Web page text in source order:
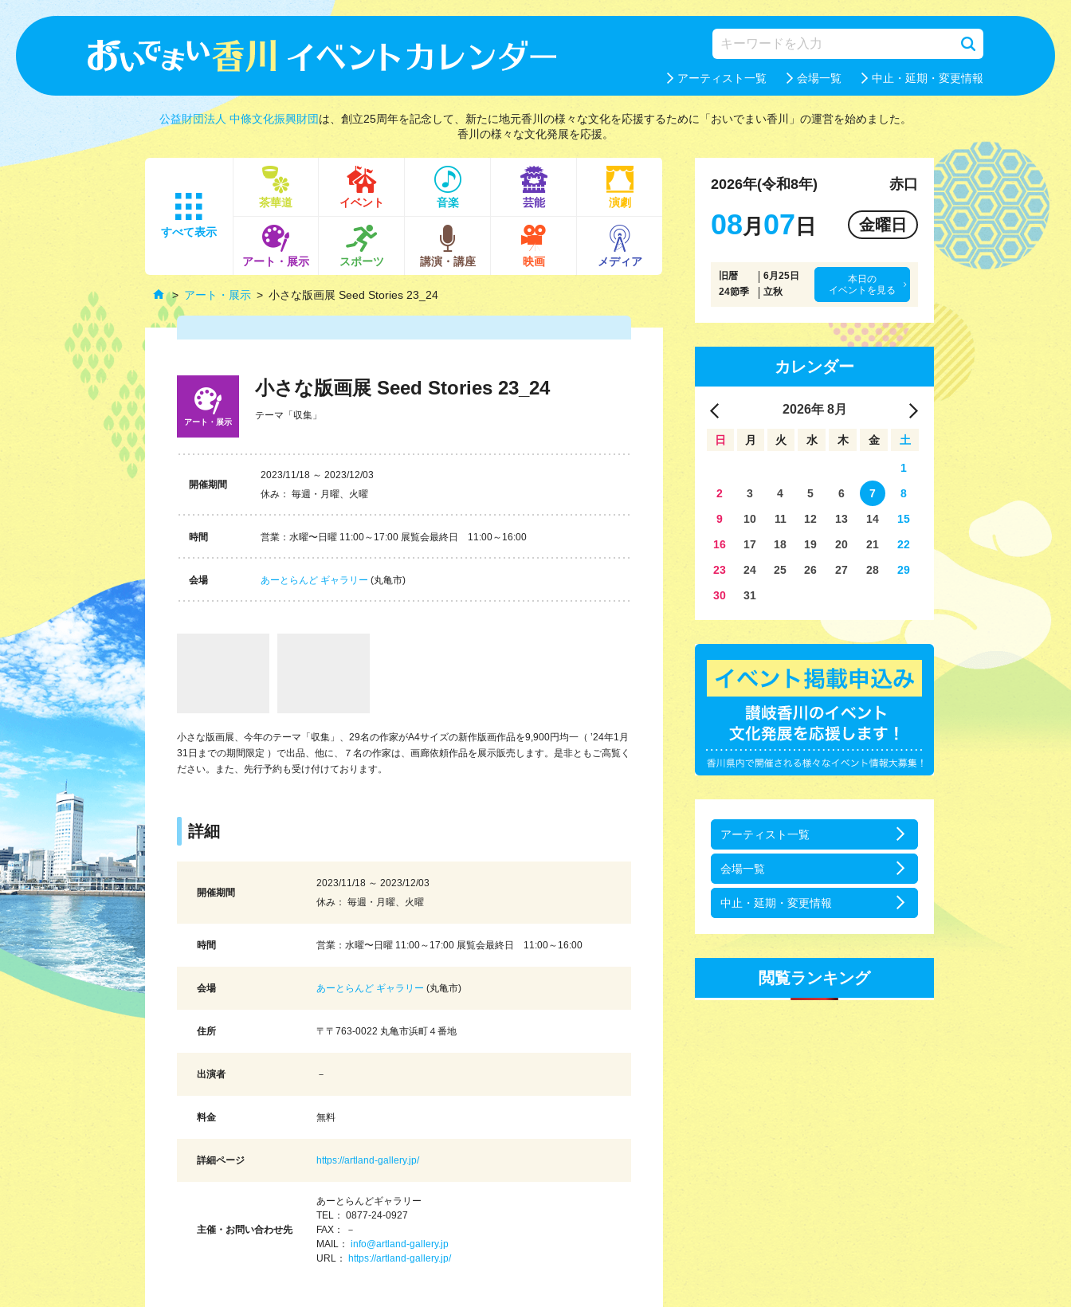
アーティスト一覧 会場一覧 中止・延期・変更情報
公益財団法人 中條文化振興財団は、創立25周年を記念して、新たに地元香川の様々な文化を応援するために「おいでまい香川」の運営を始めました。
香川の様々な文化発展を応援。
すべて表示
茶華道 イベント 音楽 芸能 演劇
アート・展示 スポーツ 講演・講座 映画 メディア
アート・展示 小さな版画展 Seed Stories 23_24
アート・展示
小さな版画展 Seed Stories 23_24
テーマ「収集」
開催期間
2023/11/18 ～ 2023/12/03
休み： 毎週・月曜、火曜
時間 営業：水曜〜日曜 11:00～17:00 展覧会最終日 11:00～16:00
会場 あーとらんど ギャラリー (丸亀市)
小さな版画展、今年のテーマ「収集」、29名の作家がA4サイズの新作版画作品を9,900円均一（ ’24年1月
31日までの期間限定 ）で出品、他に、７名の作家は、画廊依頼作品を展示販売します。是非ともご高覧く
ださい。また、先行予約も受け付けております。
詳細
開催期間
2023/11/18 ～ 2023/12/03
休み： 毎週・月曜、火曜
時間 営業：水曜〜日曜 11:00～17:00 展覧会最終日 11:00～16:00
会場 あーとらんど ギャラリー (丸亀市)
住所 〒〒763-0022 丸亀市浜町４番地
出演者 －
料金 無料
詳細ページ https://artland-gallery.jp/
主催・お問い合わせ先
あーとらんどギャラリー
TEL： 0877-24-0927
FAX： －
MAIL： info@artland-gallery.jp
URL： https://artland-gallery.jp/
2026年(令和8年) 赤口
08月 07 日 金曜日
旧暦
6月25日
24節季
立秋
本日の
イベントを見る
カレンダー
2026年 8月
日 月 火 水 木 金 土
1
2
3 4 5 6 7
8
9
10 11 12 13 14
15
16
17 18 19 20 21
22
23
24 25 26 27 28
29
30
31
アーティスト一覧
会場一覧
中止・延期・変更情報
閲覧ランキング